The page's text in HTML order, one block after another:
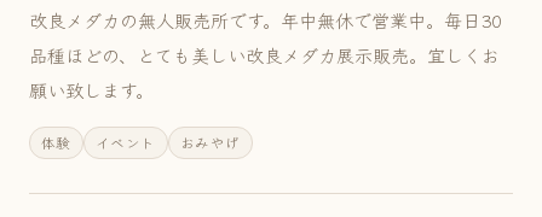
改良メダカの無人販売所です。年中無休で営業中。毎日30
品種ほどの、とても美しい改良メダカ展示販売。宜しくお
願い致します。
体験 イベント おみやげ